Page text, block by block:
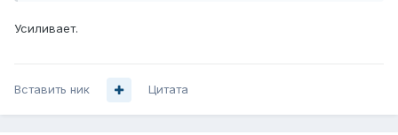
Усиливает.
Вставить ник Цитата